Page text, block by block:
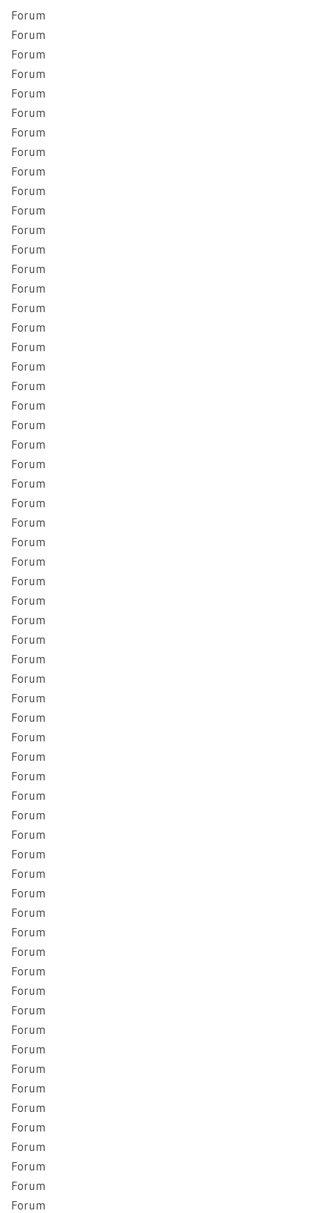
Forum
Forum
Forum
Forum
Forum
Forum
Forum
Forum
Forum
Forum
Forum
Forum
Forum
Forum
Forum
Forum
Forum
Forum
Forum
Forum
Forum
Forum
Forum
Forum
Forum
Forum
Forum
Forum
Forum
Forum
Forum
Forum
Forum
Forum
Forum
Forum
Forum
Forum
Forum
Forum
Forum
Forum
Forum
Forum
Forum
Forum
Forum
Forum
Forum
Forum
Forum
Forum
Forum
Forum
Forum
Forum
Forum
Forum
Forum
Forum
Forum
Forum